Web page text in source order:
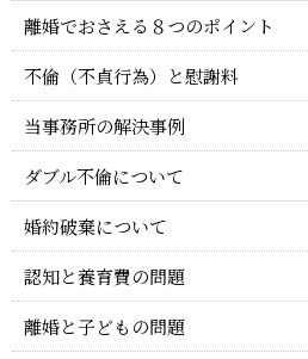
離婚でおさえる８つのポイント
不倫（不貞行為）と慰謝料
当事務所の解決事例
ダブル不倫について
婚約破棄について
認知と養育費の問題
離婚と子どもの問題